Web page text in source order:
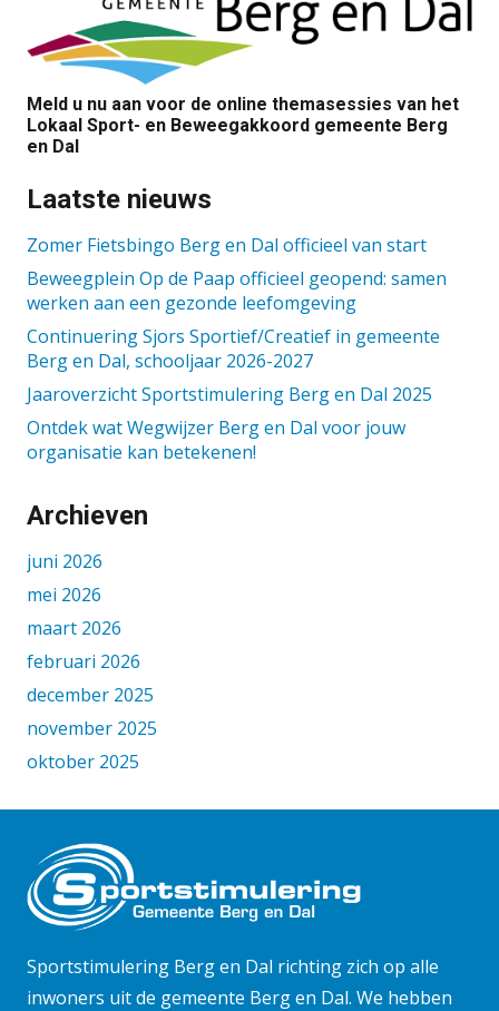
Meld u nu aan voor de online themasessies van het
Lokaal Sport- en Beweegakkoord gemeente Berg
en Dal
Laatste nieuws
Zomer Fietsbingo Berg en Dal officieel van start
Beweegplein Op de Paap officieel geopend: samen
werken aan een gezonde leefomgeving
Continuering Sjors Sportief/Creatief in gemeente
Berg en Dal, schooljaar 2026-2027
Jaaroverzicht Sportstimulering Berg en Dal 2025
Ontdek wat Wegwijzer Berg en Dal voor jouw
organisatie kan betekenen!
Archieven
juni 2026
mei 2026
maart 2026
februari 2026
december 2025
november 2025
oktober 2025
juni 2025
mei 2025
april 2025
maart 2025
februari 2025
Sportstimulering Berg en Dal richting zich op alle
inwoners uit de gemeente Berg en Dal. We hebben